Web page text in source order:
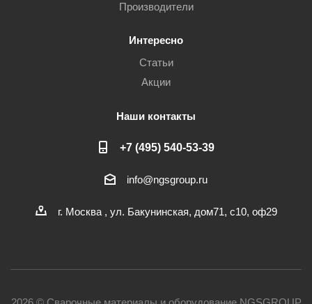
Производители
Интересно
Статьи
Акции
Наши контакты
+7 (495) 540-53-39
info@ngsgroup.ru
г. Москва , ул. Бакунинская, дом71, с10, оф29